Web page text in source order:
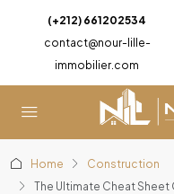
(+212) 661202534
contact@nour-lille-
immobilier.com
Home
Construction
The Ultimate Cheat Sheet